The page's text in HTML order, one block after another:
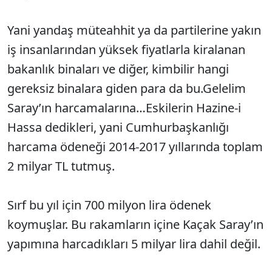
Yani yandaş müteahhit ya da partilerine yakın
iş insanlarından yüksek fiyatlarla kiralanan
bakanlık binaları ve diğer, kimbilir hangi
gereksiz binalara giden para da bu.Gelelim
Saray’ın harcamalarına…Eskilerin Hazine-i
Hassa dedikleri, yani Cumhurbaşkanlığı
harcama ödeneği 2014-2017 yıllarında toplam
2 milyar TL tutmuş.
Sırf bu yıl için 700 milyon lira ödenek
koymuşlar. Bu rakamların içine Kaçak Saray’ın
yapımına harcadıkları 5 milyar lira dahil değil.